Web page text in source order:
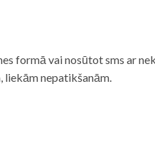
formā vai nosūtot sms ar
liekām nepatikšanām.